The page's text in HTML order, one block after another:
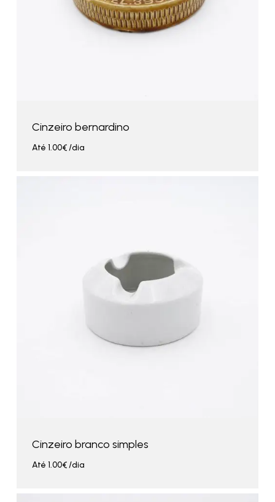
Cinzeiro bernardino
Até 1.00€/dia
Cinzeiro branco simples
Até 1.00€/dia